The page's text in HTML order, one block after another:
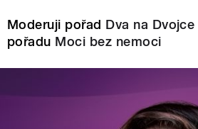
Moderuji pořad Dva na Dvojce
pořadu Moci bez nemoci